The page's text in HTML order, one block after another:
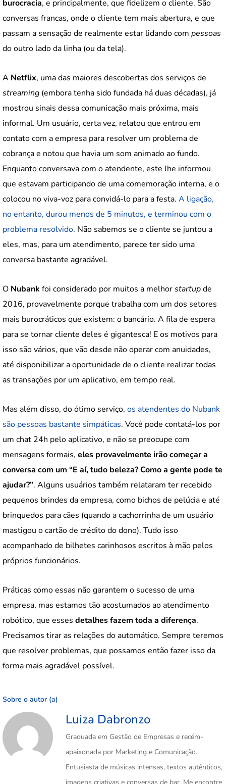
burocracia, e principalmente, que fidelizem o cliente. São
conversas francas, onde o cliente tem mais abertura, e que
passam a sensação de realmente estar lidando com pessoas
do outro lado da linha (ou da tela).
A Netflix, uma das maiores descobertas dos serviços de
streaming (embora tenha sido fundada há duas décadas), já
mostrou sinais dessa comunicação mais próxima, mais
informal. Um usuário, certa vez, relatou que entrou em
contato com a empresa para resolver um problema de
cobrança e notou que havia um som animado ao fundo.
Enquanto conversava com o atendente, este lhe informou
que estavam participando de uma comemoração interna, e o
colocou no viva-voz para convidá-lo para a festa. A ligação,
no entanto, durou menos de 5 minutos, e terminou com o
problema resolvido. Não sabemos se o cliente se juntou a
eles, mas, para um atendimento, parece ter sido uma
conversa bastante agradável.
O Nubank foi considerado por muitos a melhorstartupde
2016, provavelmente porque trabalha com um dos setores
mais burocráticos que existem: o bancário. A fila de espera
para se tornar cliente deles é gigantesca! E os motivos para
isso são vários, que vão desde não operar com anuidades,
até disponibilizar a oportunidade de o cliente realizar todas
as transações por um aplicativo, em tempo real.
Mas além disso, do ótimo serviço, os atendentes do Nubank
são pessoas bastante simpáticas. Você pode contatá-los por
um chat 24h pelo aplicativo, e não se preocupe com
mensagens formais, eles provavelmente irão começar a
conversa com um “E aí, tudo beleza? Como a gente pode te
ajudar?”. Alguns usuários também relataram ter recebido
pequenos brindes da empresa, como bichos de pelúcia e até
brinquedos para cães (quando a cachorrinha de um usuário
mastigou o cartão de crédito do dono). Tudo isso
acompanhado de bilhetes carinhosos escritos à mão pelos
próprios funcionários.
Práticas como essas não garantem o sucesso de uma
empresa, mas estamos tão acostumados ao atendimento
robótico, que esses detalhes fazem toda a diferença.
Precisamos tirar as relações do automático. Sempre teremos
que resolver problemas, que possamos então fazer isso da
forma mais agradável possível.
Sobre o autor (a)
Luiza Dabronzo
Graduada em Gestão de Empresas e recém-
apaixonada por Marketing e Comunicação.
Entusiasta de músicas intensas, textos autênticos,